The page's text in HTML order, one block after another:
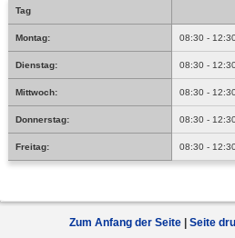
Tag
Montag: 08:30 -
Dienstag: 08:30 -
Mittwoch: 08:30 -
Donnerstag: 08:30 -
Freitag: 08:30 -
Zum Anfang der Seite Seite